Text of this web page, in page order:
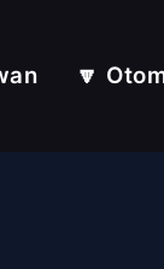
🔽